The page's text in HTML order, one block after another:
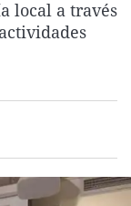
rosa de los vientos
local a través